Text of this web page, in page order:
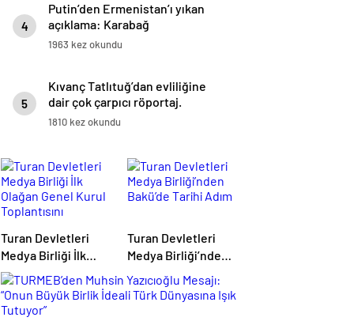
4
Putin’den Ermenistan’ı yıkan
açıklama: Karabağ
Azerbaycan’ın ayrılmaz bir
1963 kez okundu
5
Kıvanç Tatlıtuğ’dan evliliğine
dair çok çarpıcı röportaj.
1810 kez okundu
Turan Devletleri
Medya Birliği İlk
Olağan Genel Kurul
Toplantısını
Gerçekleştirdi
Turan Devletleri
Medya Birliği’nden
Bakü’de Tarihi Adım